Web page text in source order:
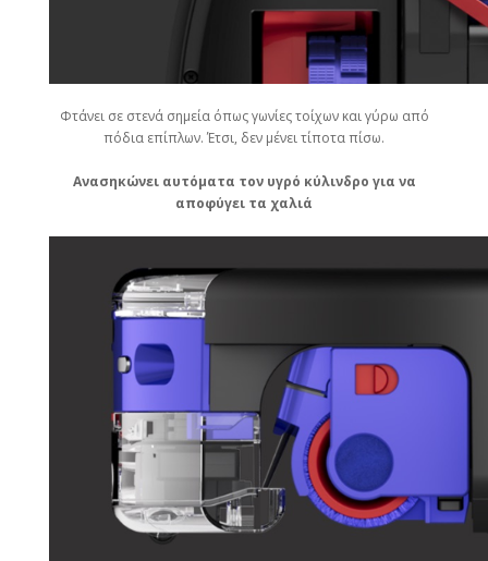
Φτάνει σε στενά σημεία όπως γωνίες τοίχων και γύρω από
πόδια επίπλων. Έτσι, δεν μένει τίποτα πίσω.
Ανασηκώνει αυτόματα τον υγρό κύλινδρο για να
αποφύγει τα χαλιά